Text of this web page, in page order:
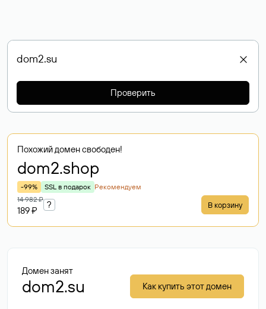
Проверить
Похожий домен свободен!
dom2.shop
-99% SSL в подарок Рекомендуем
14 982 ₽
189 ₽
? В корзину
Домен занят
dom2.su Как купить этот домен